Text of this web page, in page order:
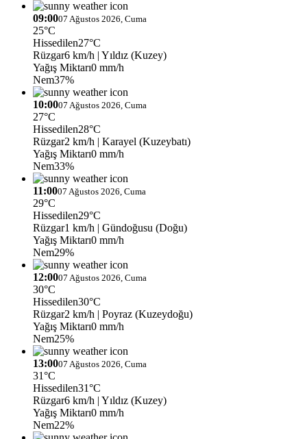
09:0007 Ağustos 2026, Cuma
25°C
Hissedilen27°C
Rüzgar6 km/h | Yıldız (Kuzey)
Yağış Miktarı0 mm/h
Nem37%
10:0007 Ağustos 2026, Cuma
27°C
Hissedilen28°C
Rüzgar2 km/h | Karayel (Kuzeybatı)
Yağış Miktarı0 mm/h
Nem33%
11:0007 Ağustos 2026, Cuma
29°C
Hissedilen29°C
Rüzgar1 km/h | Gündoğusu (Doğu)
Yağış Miktarı0 mm/h
Nem29%
12:0007 Ağustos 2026, Cuma
30°C
Hissedilen30°C
Rüzgar2 km/h | Poyraz (Kuzeydoğu)
Yağış Miktarı0 mm/h
Nem25%
13:0007 Ağustos 2026, Cuma
31°C
Hissedilen31°C
Rüzgar6 km/h | Yıldız (Kuzey)
Yağış Miktarı0 mm/h
Nem22%